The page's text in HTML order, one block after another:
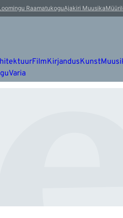
RaamatukoguAjakiri Muusika
FilmKirjandusKunst
Varia